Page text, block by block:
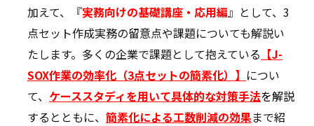
加えて、『実務向けの基礎講座・応用編』として、3
点セット作成実務の留意点や課題についても解説い
たします。多くの企業で課題として抱えている 【J-
SOX作業の効率化（3点セットの簡素化）】 につい
て、 ケーススタディを用いて具体的な対策手法を解説
するとともに、 簡素化による工数削減の効果まで紹